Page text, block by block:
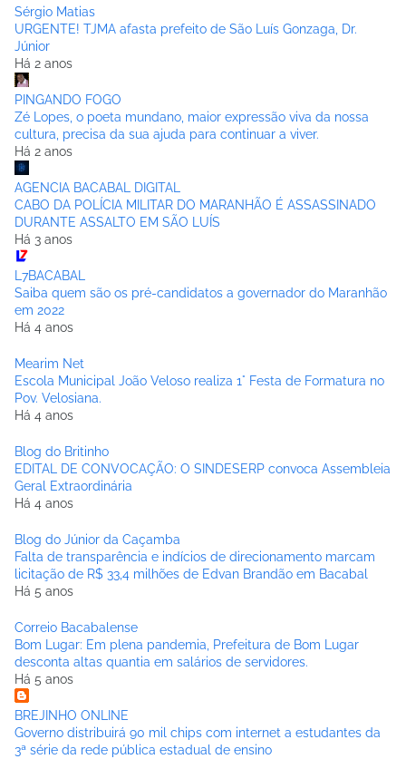
Sérgio Matias
URGENTE! TJMA afasta prefeito de São Luís Gonzaga, Dr.
Júnior
Há 2 anos
PINGANDO FOGO
Zé Lopes, o poeta mundano, maior expressão viva da nossa
cultura, precisa da sua ajuda para continuar a viver.
Há 2 anos
AGENCIA BACABAL DIGITAL
CABO DA POLÍCIA MILITAR DO MARANHÃO É ASSASSINADO
DURANTE ASSALTO EM SÃO LUÍS
Há 3 anos
L7BACABAL
Saiba quem são os pré-candidatos a governador do Maranhão
em 2022
Há 4 anos
Mearim Net
Escola Municipal João Veloso realiza 1° Festa de Formatura no
Pov. Velosiana.
Há 4 anos
Blog do Britinho
EDITAL DE CONVOCAÇÃO: O SINDESERP convoca Assembleia
Geral Extraordinária
Há 4 anos
Blog do Júnior da Caçamba
Falta de transparência e indícios de direcionamento marcam
licitação de R$ 33,4 milhões de Edvan Brandão em Bacabal
Há 5 anos
Correio Bacabalense
Bom Lugar: Em plena pandemia, Prefeitura de Bom Lugar
desconta altas quantia em salários de servidores.
Há 5 anos
BREJINHO ONLINE
Governo distribuirá 90 mil chips com internet a estudantes da
3ª série da rede pública estadual de ensino